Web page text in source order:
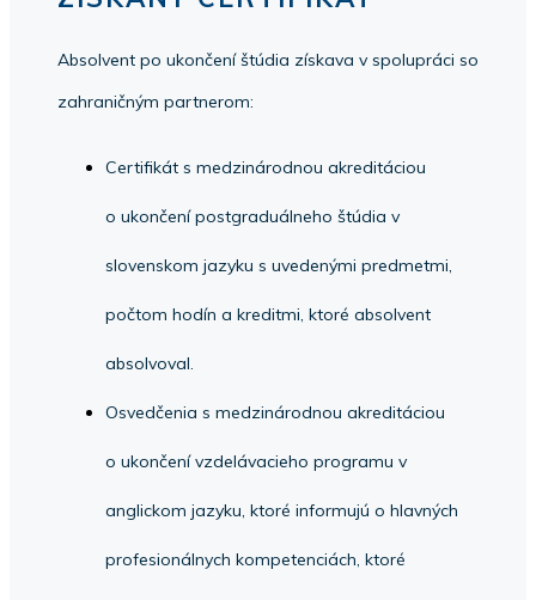
Absolvent po ukončení štúdia získava v spolupráci so
zahraničným partnerom:
Certifikát s medzinárodnou akreditáciou
o ukončení postgraduálneho štúdia v
slovenskom jazyku s uvedenými predmetmi,
počtom hodín a kreditmi, ktoré absolvent
absolvoval.
Osvedčenia s medzinárodnou akreditáciou
o ukončení vzdelávacieho programu v
anglickom jazyku, ktoré informujú o hlavných
profesionálnych kompetenciách, ktoré